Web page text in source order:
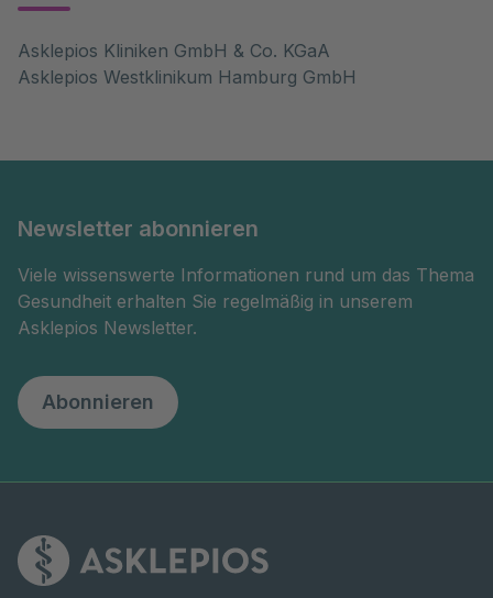
Asklepios Kliniken GmbH & Co. KGaA
Asklepios Westklinikum Hamburg GmbH
Newsletter abonnieren
Viele wissenswerte Informationen rund um das Thema
Gesundheit erhalten Sie regelmäßig in unserem
Asklepios Newsletter.
Abonnieren